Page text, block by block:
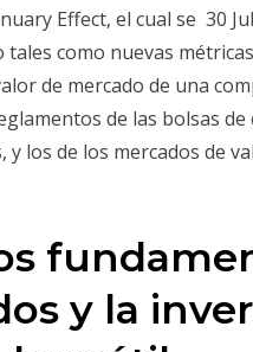
Effect, el cual se 30
como nuevas
de mercado de una
de las bolsas de
los de los mercados de
y la